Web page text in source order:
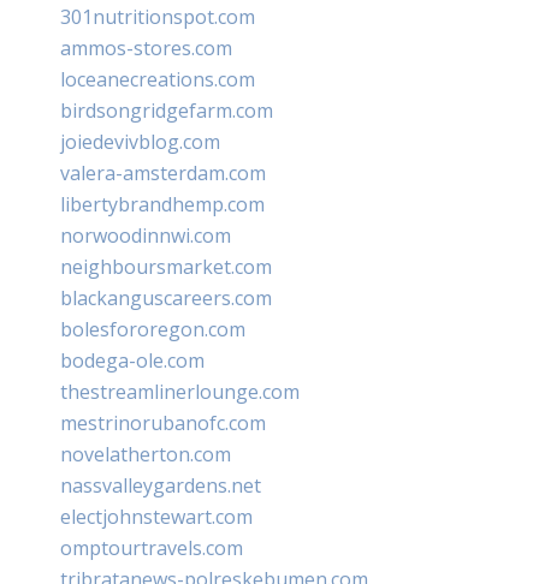
301nutritionspot.com
ammos-stores.com
loceanecreations.com
birdsongridgefarm.com
joiedevivblog.com
valera-amsterdam.com
libertybrandhemp.com
norwoodinnwi.com
neighboursmarket.com
blackanguscareers.com
bolesfororegon.com
bodega-ole.com
thestreamlinerlounge.com
mestrinorubanofc.com
novelatherton.com
nassvalleygardens.net
electjohnstewart.com
omptourtravels.com